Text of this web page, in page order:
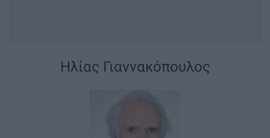
Ηλίας Γιαννακόπουλος